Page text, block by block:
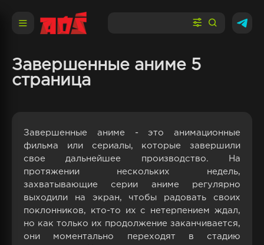
Завершенные аниме 5
страница
Завершенные аниме - это анимационные
фильма или сериалы, которые завершили
свое дальнейшее производство. На
протяжении нескольких недель,
захватывающие серии аниме регулярно
выходили на экран, чтобы радовать своих
поклонников, кто-то их с нетерпением ждал,
но как только их продолжение заканчивается,
они моментально переходят в стадию